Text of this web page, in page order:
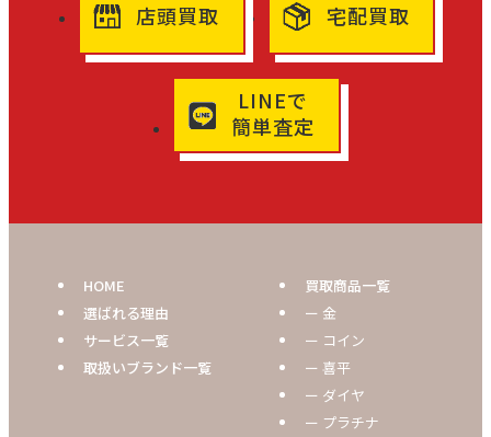
店頭買取 宅配買取
LINEで
簡単査定
HOME
選ばれる理由
サービス一覧
取扱いブランド一覧
買取商品一覧
ー 金
ー コイン
ー 喜平
ー ダイヤ
ー プラチナ